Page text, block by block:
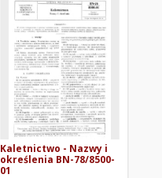
Kaletnictwo - Nazwy i
określenia BN-78/8500-
01